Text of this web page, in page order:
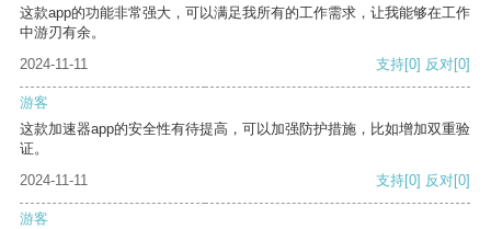
这款app的功能非常强大，可以满足我所有的工作需求，让我能够在工作
中游刃有余。
2024-11-11
支持[0] 反对[0]
游客
这款加速器app的安全性有待提高，可以加强防护措施，比如增加双重验
证。
2024-11-11
支持[0] 反对[0]
游客